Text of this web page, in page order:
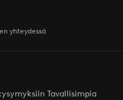
yhteydessä
Tavallisimpia